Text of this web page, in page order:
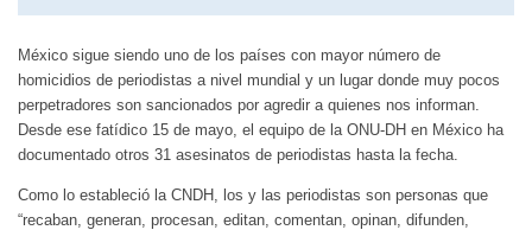
México sigue siendo uno de los países con mayor número de
homicidios de periodistas a nivel mundial y un lugar donde muy pocos
perpetradores son sancionados por agredir a quienes nos informan.
Desde ese fatídico 15 de mayo, el equipo de la ONU-DH en México ha
documentado otros 31 asesinatos de periodistas hasta la fecha.
Como lo estableció la CNDH, los y las periodistas son personas que
“recaban, generan, procesan, editan, comentan, opinan, difunden,